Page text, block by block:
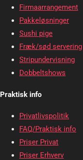
Firmaarrangement
Pakkeløsninger
Sushi pige
Fræk/sød servering
Stripundervisning
Dobbeltshows
Praktisk info
Privatlivspolitik
FAQ/Praktisk info
Priser Privat
Priser Erhverv